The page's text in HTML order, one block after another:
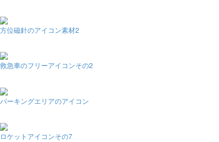
方位磁針のアイコン素材2
救急車のフリーアイコンその2
パーキングエリアのアイコン
ロケットアイコンその7